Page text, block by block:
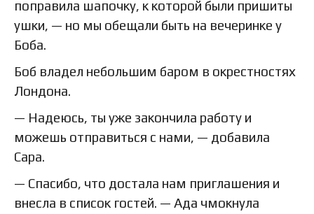
поправила шапочку, к которой были пришиты
ушки, — но мы обещали быть на вечеринке у
Боба.
Боб владел небольшим баром в окрестностях
Лондона.
— Надеюсь, ты уже закончила работу и
можешь отправиться с нами, — добавила
Сара.
— Спасибо, что достала нам приглашения и
внесла в список гостей. — Ада чмокнула